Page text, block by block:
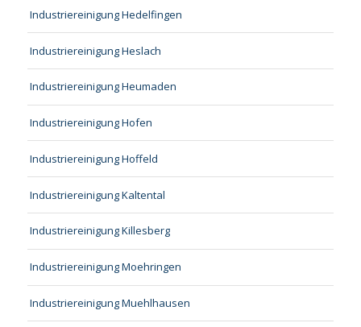
Industriereinigung Hedelfingen
Industriereinigung Heslach
Industriereinigung Heumaden
Industriereinigung Hofen
Industriereinigung Hoffeld
Industriereinigung Kaltental
Industriereinigung Killesberg
Industriereinigung Moehringen
Industriereinigung Muehlhausen